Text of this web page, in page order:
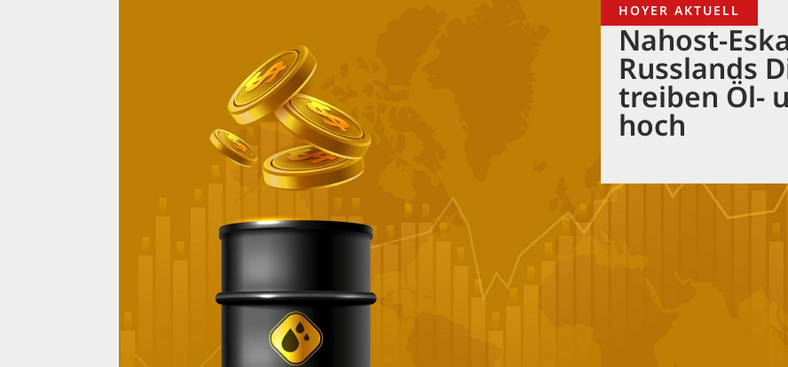
HOYER AKTUELL
Nahost-
Russlands
treiben Öl-
hoch